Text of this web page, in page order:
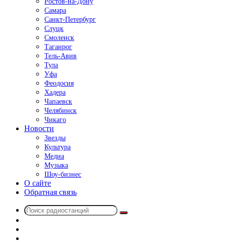
Самара
Санкт-Петербург
Слуцк
Смоленск
Таганрог
Тель-Авив
Тула
Уфа
Феодосия
Хадера
Чапаевск
Челябинск
Чикаго
Новости
Звезды
Культура
Медиа
Музыка
Шоу-бизнес
О сайте
Обратная связь
Поиск